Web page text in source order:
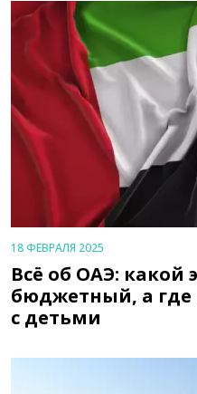
18 ФЕВРАЛЯ 2025
Всё об ОАЭ:
бюджетный, а где
с детьми